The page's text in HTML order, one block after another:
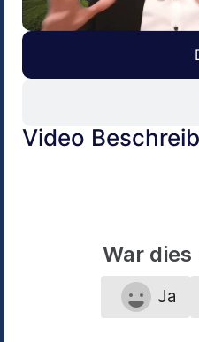
Video
War
Ja